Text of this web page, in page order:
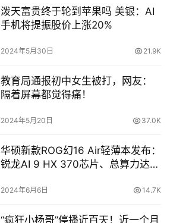
泼天富贵终于轮到苹果吗 美银：AI
手机将提振股价上涨20%
2024年5月30日 21.9K
教育局通报初中女生被打，网友：
隔着屏幕都觉得痛！
2024年5月20日 37.0K
华硕新款ROG幻16 Air轻薄本发布：
锐龙AI 9 HX 370芯片、总算力达
2024年6月6日 14.7K
“疯狂小杨哥”停播近百天！近一个月